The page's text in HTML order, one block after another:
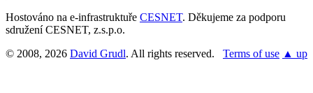
Hostováno na e-infrastruktuře CESNET. Děkujeme za podporu
sdružení CESNET, z.s.p.o.
© 2008, 2026 David Grudl. All rights reserved. Terms of use ▲ up